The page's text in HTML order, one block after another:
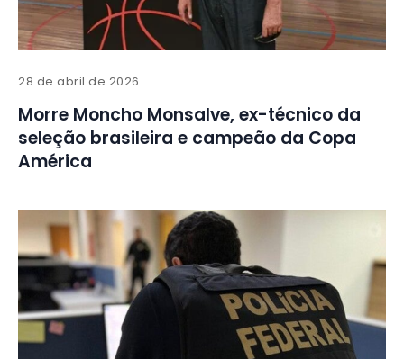
28 de abril de 2026
Morre Moncho Monsalve, ex-técnico da
seleção brasileira e campeão da Copa
América